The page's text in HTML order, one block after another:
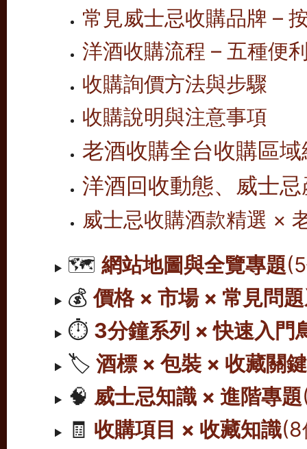
常見威士忌收購品牌 –
洋酒收購流程 – 五種便
收購詢價方法與步驟
收購說明與注意事項
老酒收購全台收購區
洋酒回收動態、威士
威士忌收購酒款精選 ×
🗺️網站地圖與全覽專題
💰價格 × 市場 × 常見問
⏱️ 3分鐘系列 × 快速入門
🏷️酒標 × 包裝 × 收藏關鍵
🧠 威士忌知識 × 進階專題
🧾 收購項目 × 收藏知識(8